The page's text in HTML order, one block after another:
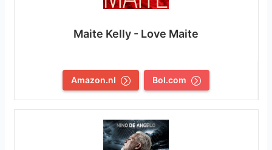
Maite Kelly - Love Maite
Amazon.nl Bol.com